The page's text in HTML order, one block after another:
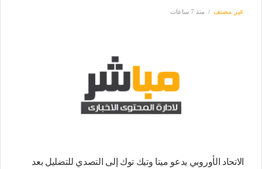
غير مصنف منذ 7 ساعات
الاتحاد الأوروبي يدعو ميتا وتيك توك إلى التصدي للتضليل بعد